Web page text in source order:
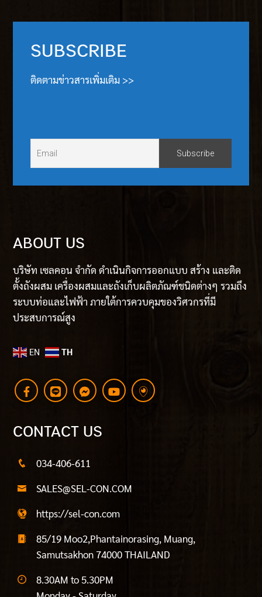
SUBSCRIBE
ติดตามข่าวสารเพิ่มเติม >>
ABOUT US
บริษัท เซลคอน จำกัด ดำเนินกิจการออกแบบ สร้าง และติด
ตั้งถังผสม เครื่องผสมและถังเก็บผลิตภัณฑ์ชนิดต่างๆ รวมถึง
ระบบท่อและไฟฟ้า ภายใต้การควบคุมของวิศวกรที่มี
ประสบการณ์สูง
EN TH
CONTACT US
034-406-611
SALES@SEL-CON.COM
https://sel-con.com
85/19 Moo2,Phantainorasing, Muang,
Samutsakhon 74000 THAILAND
8.30AM to 5.30PM